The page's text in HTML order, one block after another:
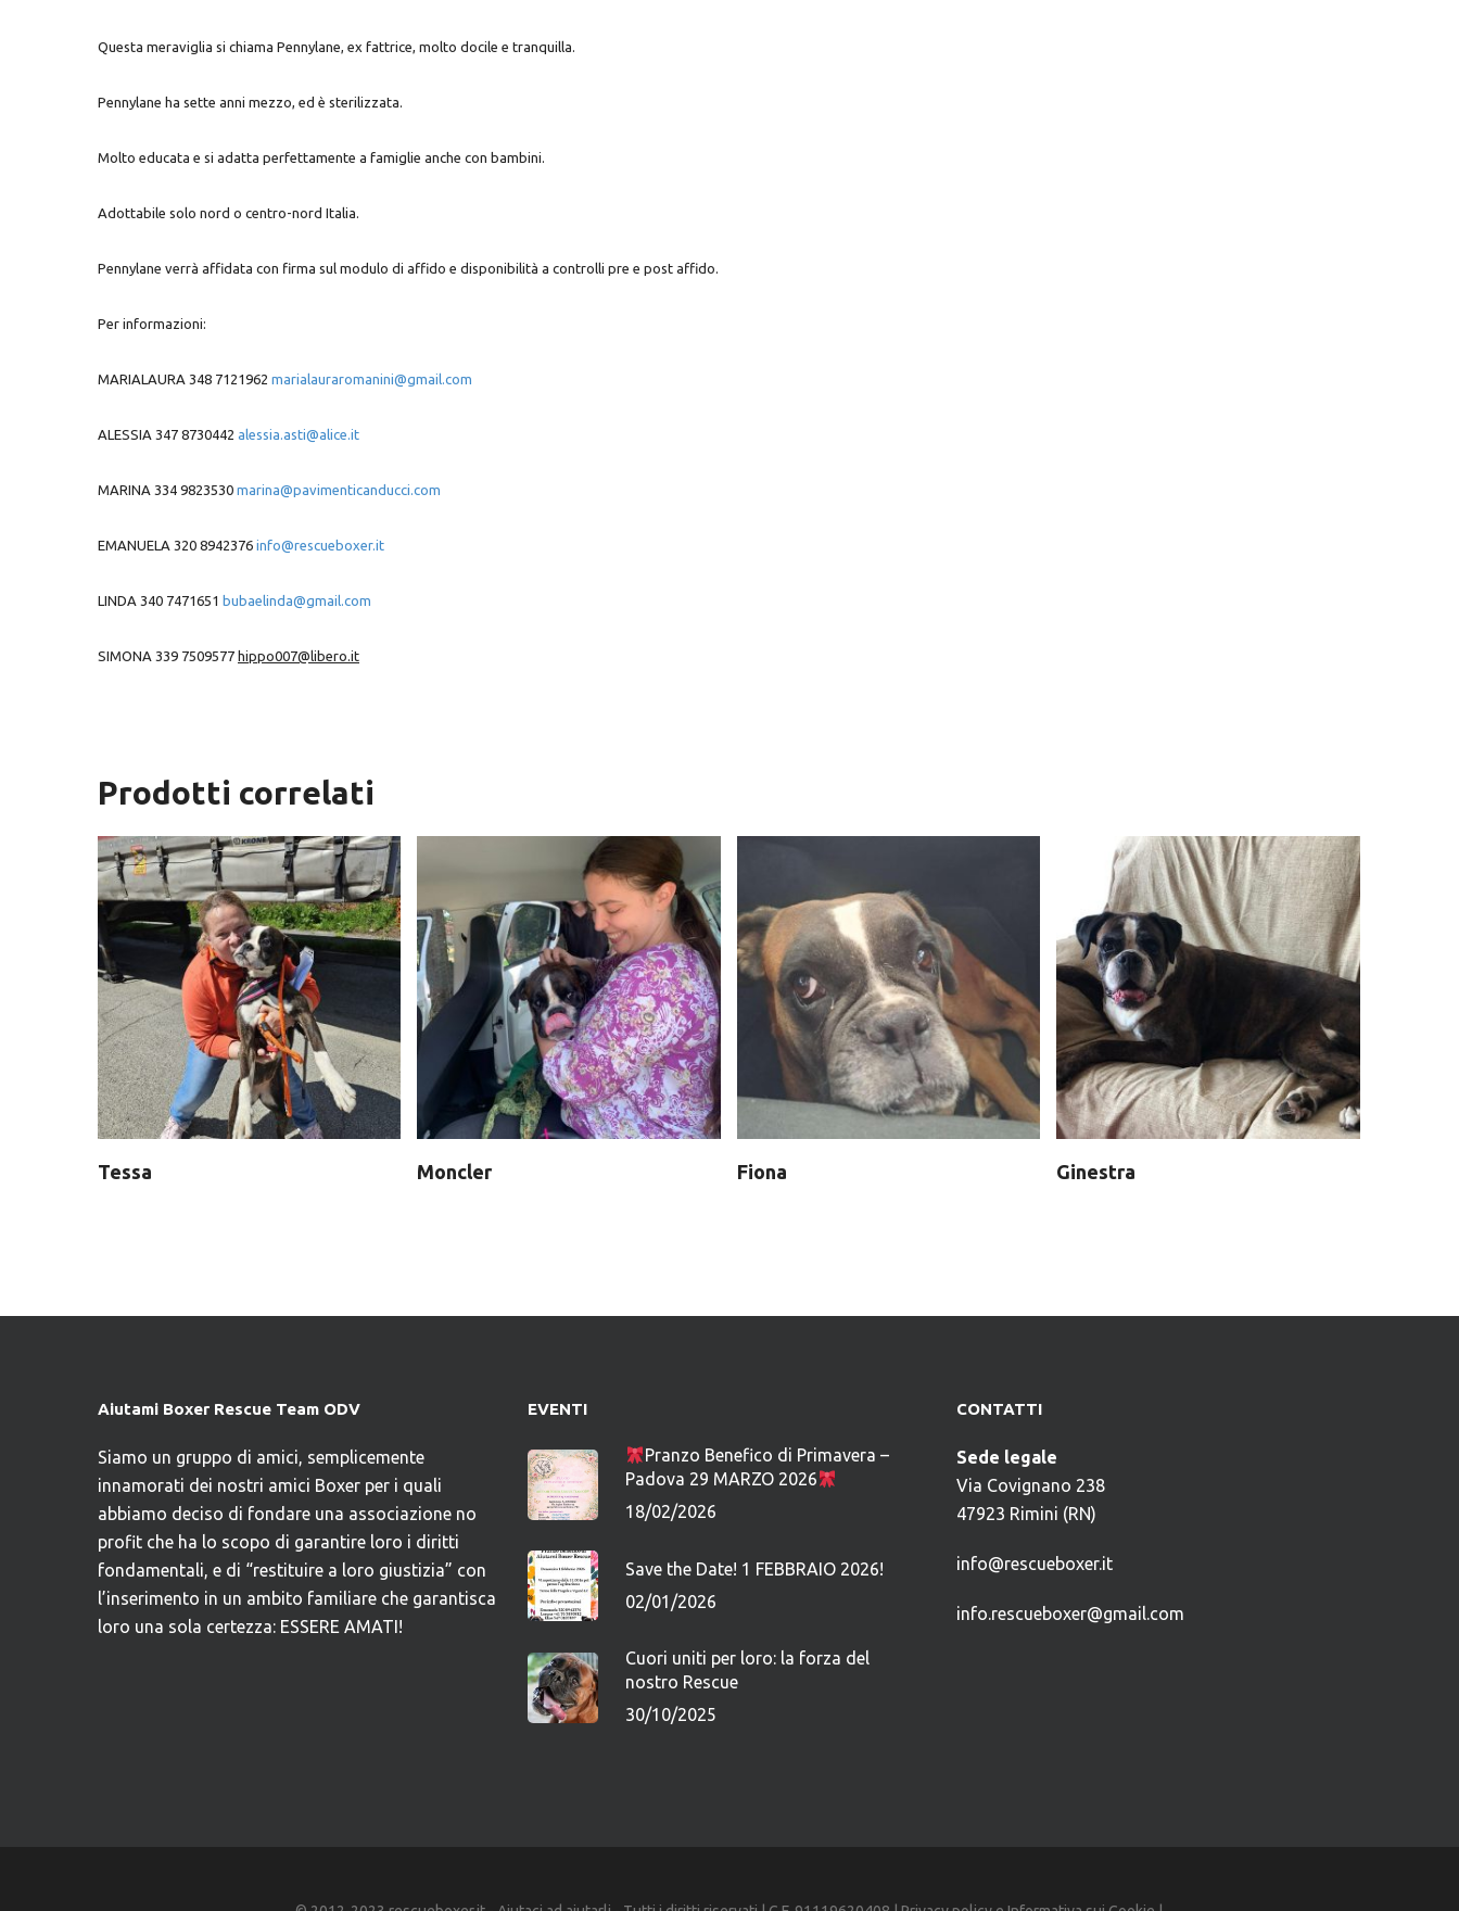
Questa meraviglia si chiama Pennylane, ex fattrice, molto docile e tranquilla.
Pennylane ha sette anni mezzo, ed è sterilizzata.
Molto educata e si adatta perfettamente a famiglie anche con bambini.
Adottabile solo nord o centro-nord Italia.
Pennylane verrà affidata con firma sul modulo di affido e disponibilità a controlli pre e post affido.
Per informazioni:
MARIALAURA 348 7121962 marialauraromanini@gmail.com
ALESSIA 347 8730442 alessia.asti@alice.it
MARINA 334 9823530 marina@pavimenticanducci.com
EMANUELA 320 8942376 info@rescueboxer.it
LINDA 340 7471651 bubaelinda@gmail.com
SIMONA 339 7509577 hippo007@libero.it
Prodotti correlati
Tessa Moncler Fiona Ginestra
Aiutami Boxer Rescue Team ODV
Siamo un gruppo di amici, semplicemente
innamorati dei nostri amici Boxer per i quali
abbiamo deciso di fondare una associazione no
profit che ha lo scopo di garantire loro i diritti
fondamentali, e di “restituire a loro giustizia” con
l’inserimento in un ambito familiare che garantisca
loro una sola certezza: ESSERE AMATI!
EVENTI
Pranzo Benefico di Primavera –
Padova 29 MARZO 2026
18/02/2026
Save the Date! 1 FEBBRAIO 2026!
02/01/2026
Cuori uniti per loro: la forza del
nostro Rescue
30/10/2025
CONTATTI
Sede legale
Via Covignano 238
47923 Rimini (RN)
info@rescueboxer.it
info.rescueboxer@gmail.com